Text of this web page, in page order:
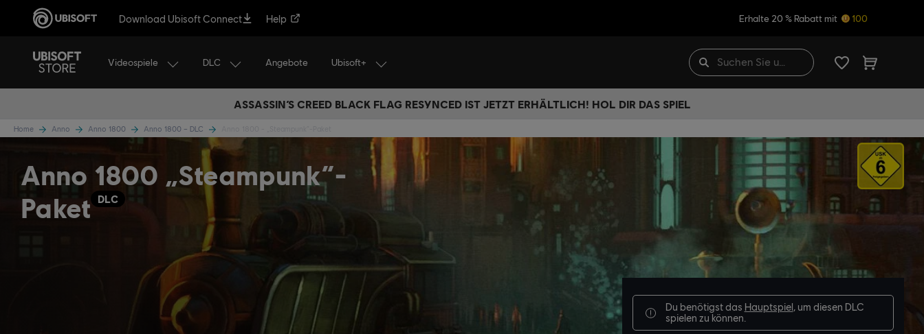
Download Ubisoft Connect Help Erhalte 20 % Rabatt mit 100
Videospiele DLC Angebote Ubisoft+
ASSASSIN’S CREED BLACK FLAG RESYNCED IST JETZT ERHÄLTLICH! HOL DIR DAS SPIEL
Home Anno Anno 1800 Anno 1800 – DLC
Anno 1800 „Steampunk“-
Paket
DLC
Du benötigst das Hauptspiel, um diesen DLC
spielen zu können.